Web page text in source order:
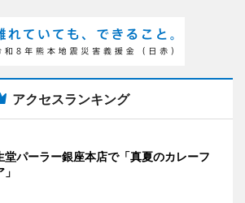
アクセスランキング
堂パーラー銀座本店で「真夏のカレーフ